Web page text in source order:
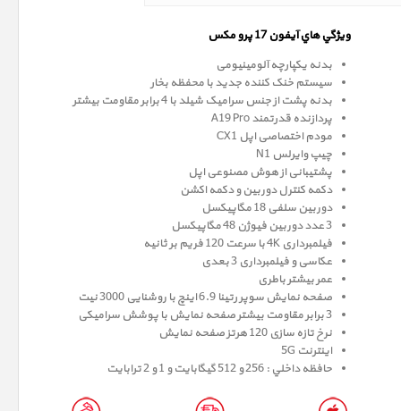
ويژگي هاي آيفون 17 پرو
مکس
بدنه یکپارچه آلومینیومی
سیستم خنک کننده جدید با محفظه بخار
بدنه پشت از جنس سرامیک شیلد با 4 برابر مقاومت بیشتر
پردازنده قدرتمند A19 Pro
مودم اختصاصی اپل CX1
چیپ وایرلس N1
پشتیبانی از هوش مصنوعی اپل
دکمه کنترل دوربین و دکمه اکشن
دوربین سلفی 18 مگاپیکسل
3 عدد دوربین فیوژن 48 مگاپیکسل
فیلمبرداری 4K با سرعت 120 فریم بر ثانیه
عکاسی و فیلمبرداری 3 بعدی
عمر بیشتر باطری
صفحه نمايش سوپر رتينا 6.9 اينچ با روشنایی 3000 نیت
3 برابر مقاومت بیشتر صفحه نمایش با پوشش سرامیکی
نرخ تازه سازی 120 هرتز صفحه نمایش
اینترنت 5G
حافظه داخلي : 256 و 512 گيگابايت و 1 و 2 ترابایت